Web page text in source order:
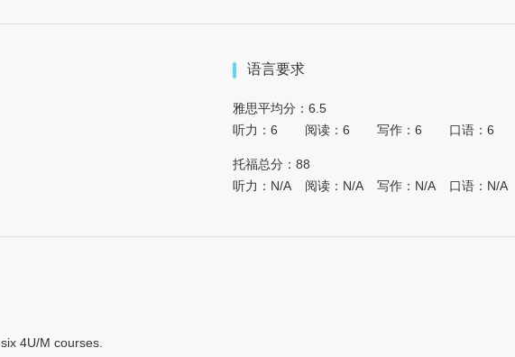
语言要求
雅思平均分：6.5
听力：6
阅读：6 写作：6 口语：6
托福总分：88
听力：N/A
阅读：N/A 写作：N/A 口语：N/A
4U/M courses.